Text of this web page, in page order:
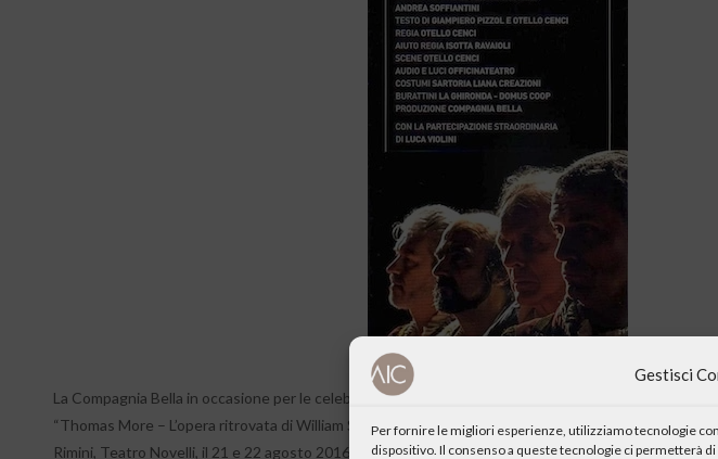
Gestisci
Per fornire le migliori esperienze, utilizziamo tecnologie
dispositivo. Il consenso a queste tecnologie ci permetterà
La Compagnia Bella in occasione per le celebrazioni dell’anniversario di William Shakespeare 1616-
“Thomas More – L’opera ritrovata di William Shakespeare”. Andato in scena in prima nazionale al
Rimini, Teatro Novelli, il 21 e 22 agosto 2016, drammaturgia di Giampiero Pizzol e Otello Cenci,